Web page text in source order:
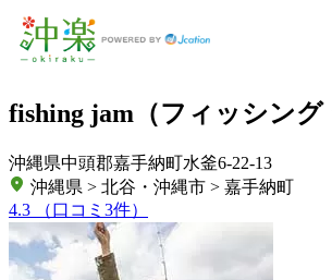
fishing jam（フィッシング
沖縄県中頭郡嘉手納町水釜6-22-13
沖縄県 > 北谷・沖縄市 > 嘉手納町
4.3
（口コミ3件）